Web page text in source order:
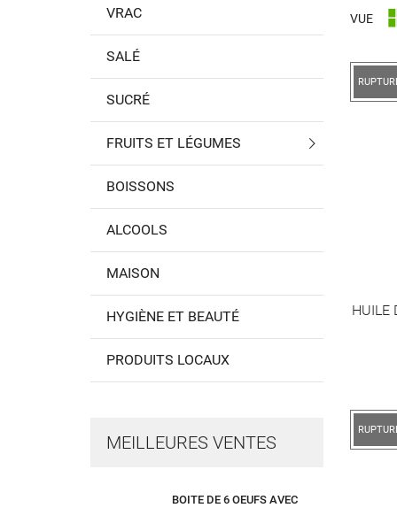
VRAC
SALÉ
SUCRÉ
FRUITS ET LÉGUMES
BOISSONS
ALCOOLS
MAISON
HYGIÈNE ET BEAUTÉ
PRODUITS LOCAUX
MEILLEURES VENTES
BOITE DE 6 OEUFS AVEC
VUE
HUILE